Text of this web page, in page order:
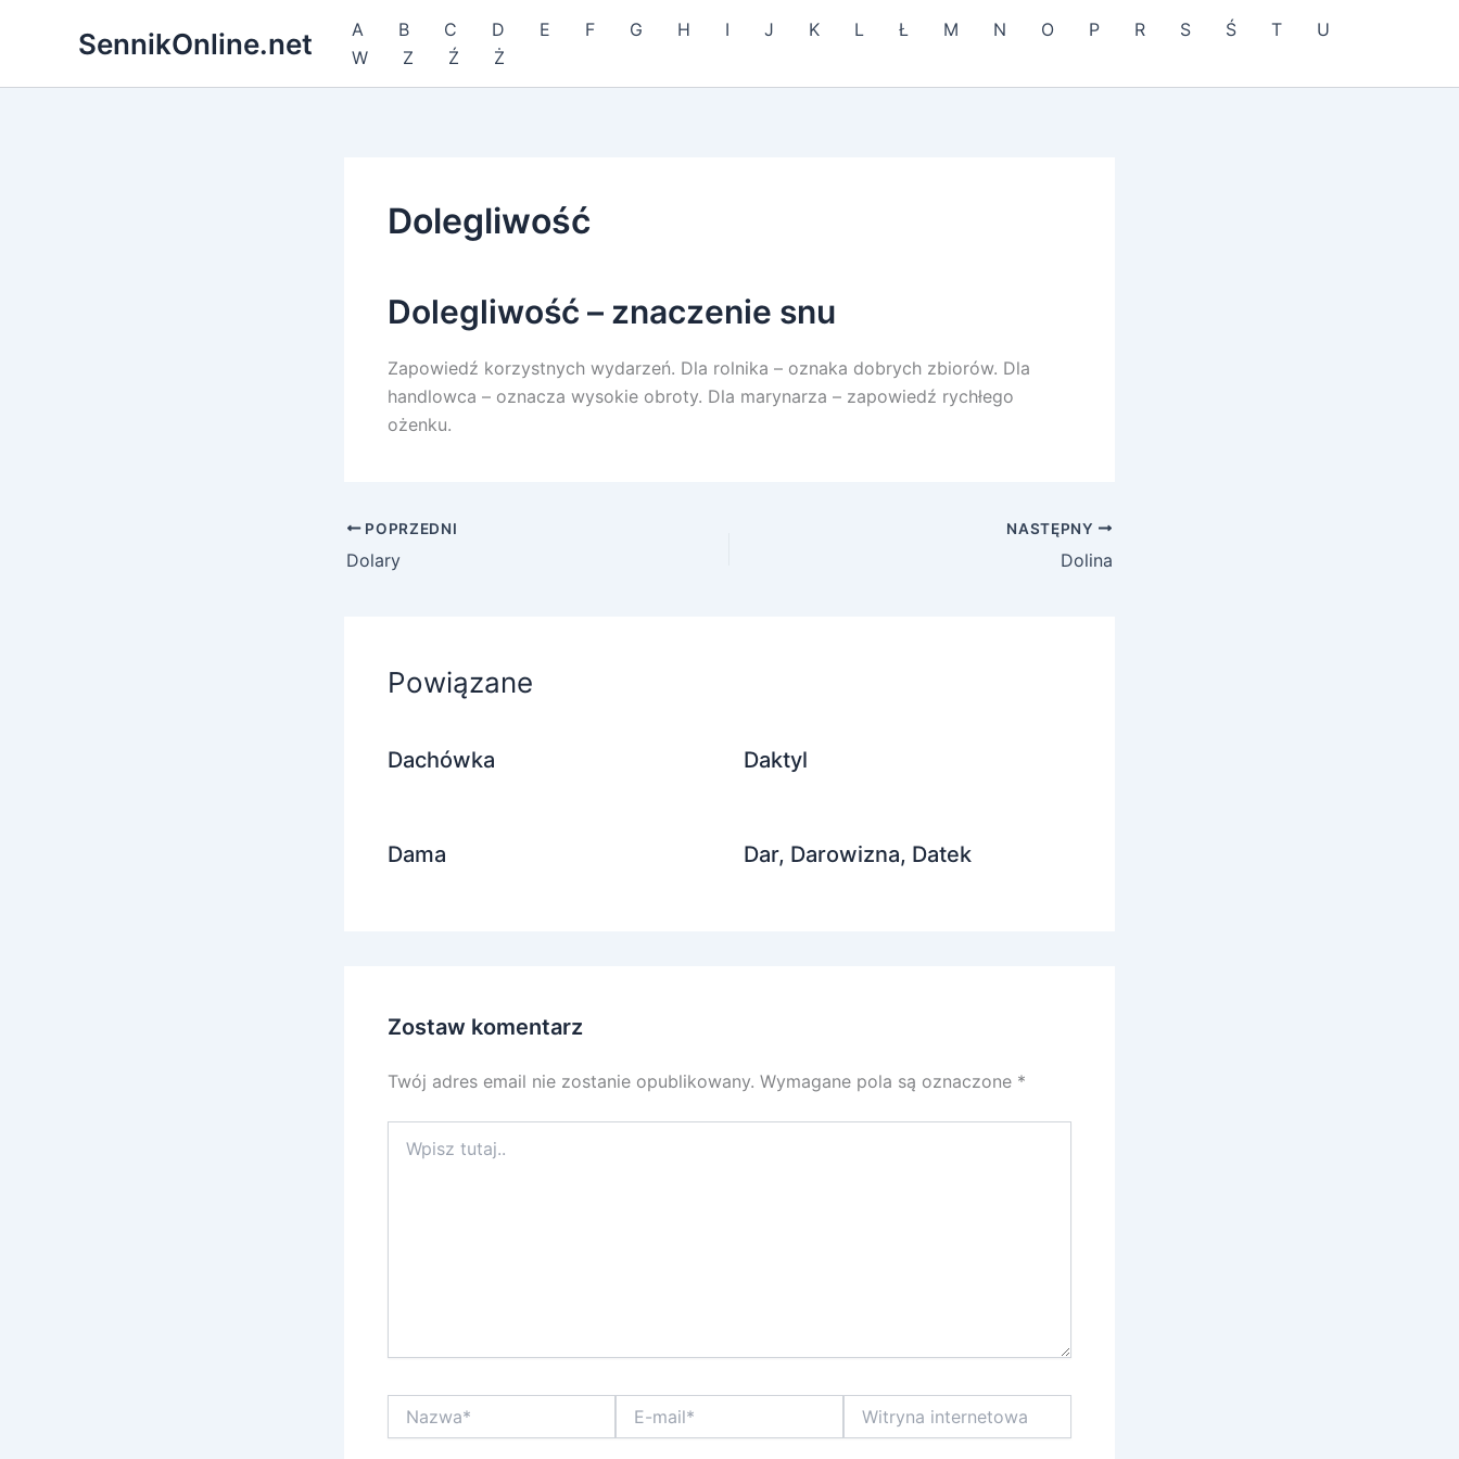
SennikOnline.net A B C D E F G H I J K L Ł M N O P R S Ś T
U
W
Z Ź Ż
Dolegliwość
Dolegliwość – znaczenie snu
Zapowiedź korzystnych wydarzeń. Dla rolnika – oznaka dobrych zbiorów. Dla
handlowca – oznacza wysokie obroty. Dla marynarza – zapowiedź rychłego
ożenku.
POPRZEDNI
Dolary
NASTĘPNY
Dolina
Powiązane
Dachówka Daktyl
Dama Dar, Darowizna, Datek
Zostaw komentarz
Twój adres email nie zostanie opublikowany. Wymagane pola są oznaczone *
tutaj..
mail*
internetowa